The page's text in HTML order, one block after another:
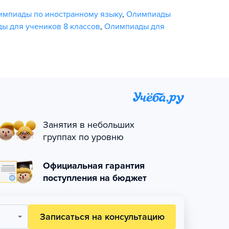
по иностранному языку, Олимпиады
для учеников 8 классов, Олимпиады для
Занятия в небольших
группах по уровню
Официальная гарантия
поступления на бюджет
Записаться на консультацию